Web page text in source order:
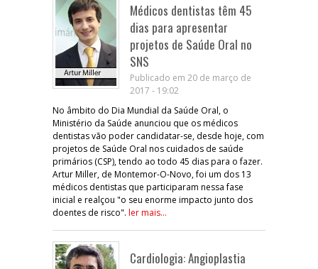
Médicos dentistas têm 45
dias para apresentar
projetos de Saúde Oral no
SNS
Publicado em 20 de março de
2017 - 19:02
No âmbito do Dia Mundial da Saúde Oral, o
Ministério da Saúde anunciou que os médicos
dentistas vão poder candidatar-se, desde hoje, com
projetos de Saúde Oral nos cuidados de saúde
primários (CSP), tendo ao todo 45 dias para o fazer.
Artur Miller, de Montemor-O-Novo, foi um dos 13
médicos dentistas que participaram nessa fase
inicial e realçou "o seu enorme impacto junto dos
doentes de risco". ler mais...
Cardiologia: Angioplastia